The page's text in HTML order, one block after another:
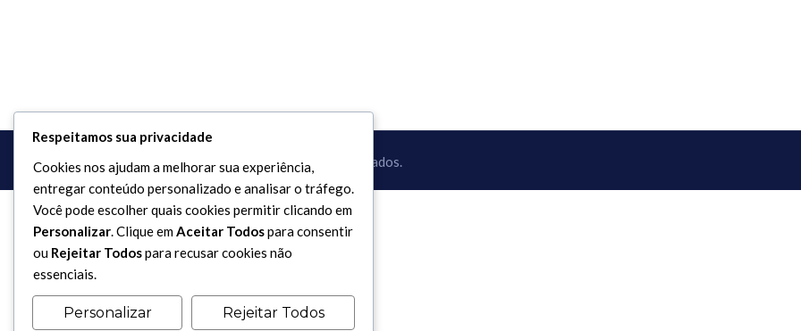
Copyright 2017 - 2026 / Todos os direitos reservados.
Respeitamos sua privacidade
Cookies nos ajudam a melhorar sua experiência,
entregar conteúdo personalizado e analisar o tráfego.
Você pode escolher quais cookies permitir clicando em
Personalizar. Clique emAceitar Todospara consentir
ou Rejeitar Todospara recusar cookies não
essenciais.
Personalizar Rejeitar Todos